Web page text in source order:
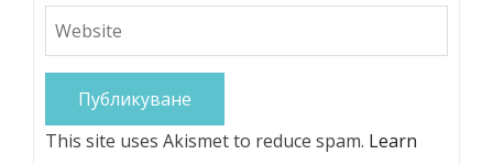
This site uses Akismet to reduce spam. Learn